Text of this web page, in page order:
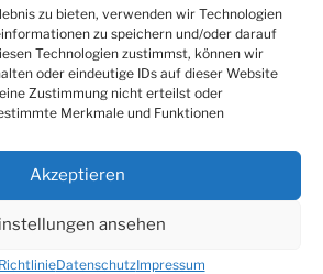
zu bieten, verwenden wir Technologien
zu speichern und/oder darauf
Technologien zustimmst, können wir
oder eindeutige IDs auf dieser Website
Zustimmung nicht erteilst oder
Merkmale und Funktionen
Akzeptieren
ansehen
DatenschutzImpressum
und eine Portion Humor in
Standards – wie „Sweet Georgia
Days“ oder der „Tiger Rag“ –
der Gruppe aus. Wie die
singen sie auch das „How’m
Frage nach dem „Wie geht es Dir?“
wird. Das „Twee, twee,
sie. Ihr „japanisches Volkslied